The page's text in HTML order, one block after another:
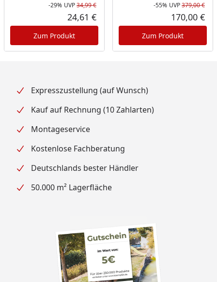
Rabatt in Prozent
-29%
Ursprünglicher Preis
UVP34,99 €
Aktueller Preis
24,61 €
Zum Produkt
-55% UVP379,00 €
170,00 €
Zum Produkt
Expresszustellung (auf Wunsch)
Kauf auf Rechnung (10 Zahlarten)
Montageservice
Kostenlose Fachberatung
Deutschlands bester Händler
50.000 m² Lagerfläche